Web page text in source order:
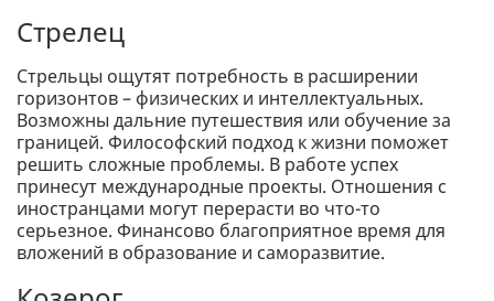
Стрелец
Стрельцы ощутят потребность в расширении
горизонтов – физических и интеллектуальных.
Возможны дальние путешествия или обучение за
границей. Философский подход к жизни поможет
решить сложные проблемы. В работе успех
принесут международные проекты. Отношения с
иностранцами могут перерасти во что-то
серьезное. Финансово благоприятное время для
вложений в образование и саморазвитие.